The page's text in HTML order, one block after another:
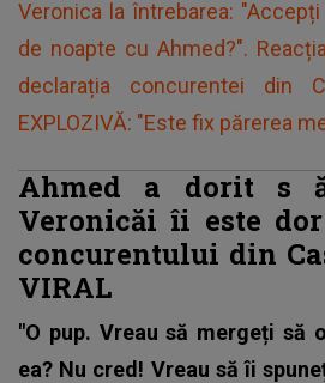
Veronica la întrebarea:
de noapte cu Ahmed?".
declarația concurentei din
EXPLOZIVĂ: "Este fix părerea
Ahmed a dorit s
Veronicăi îi este
concurentului din
VIRAL
"O pup. Vreau să mergeți să
ea? Nu cred! Vreau să îi